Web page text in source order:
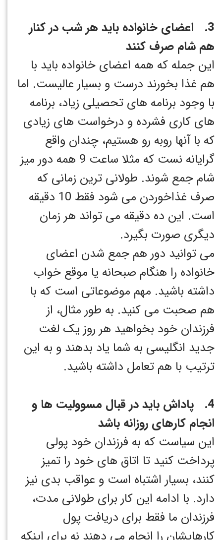
3. اعضای خانواده باید هر شب در کنار
هم شام صرف کنند
این جمله که همه اعضای خانواده باید با
هم غذا بخورند درست و بسیار عالیست. اما
با وجود برنامه های تحصیلی زیاد، برنامه
های کاری فشرده و درخواست های زیادی
که با آنها روبه رو هستیم، چندان واقع
گرایانه نست که مثلا ساعت 9 همه دور میز
شام جمع شوند. طولانی ترین زمانی که
صرف غذاخوردن می شود فقط 10 دقیقه
است. این ده دقیقه می تواند هر زمان
دیگری صورت بگیرد.
می توانید دور هم جمع شدن اعضای
خانواده را هنگام صبحانه یا موقع خواب
داشته باشید. مهم موضوعاتی است که با
هم صحبت می کنید. به طور مثال، از
فرزندان خود بخواهید هر روز یک لغت
جدید انگلیسی به شما یاد بدهند و به این
ترتیب با هم تعامل داشته باشید.
4. پاداش باید در قبال مسوولیت ها و
انجام کارهای روزانه باشد
این سیاست که به فرزندان خود پولی
پرداخت کنید تا اتاق های خود را تمیز
کنند، بسیار اشتباه است و عواقب بدی نیز
دارد. با ادامه این کار برای طولانی مدت،
فرزندان ما فقط برای دریافت پول